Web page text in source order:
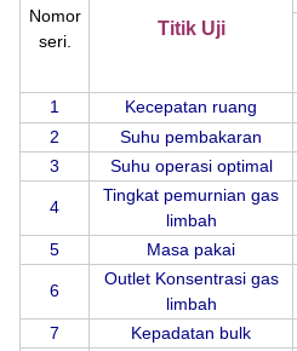
Nomor
seri.
Titik Uji
1
Kecepatan ruang
2 Suhu pembakaran
3
Suhu operasi optimal
4
Tingkat pemurnian gas
limbah
5 Masa pakai
6
Outlet Konsentrasi gas
limbah
7 Kepadatan bulk